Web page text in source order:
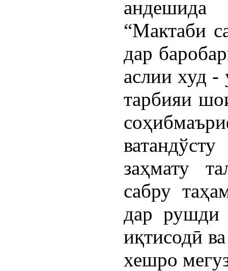
андешида
“Мактаби
дар
аслии худ -
тарбияи
заҳмату
сабру
дар рушди
иқтисодӣ
хешро